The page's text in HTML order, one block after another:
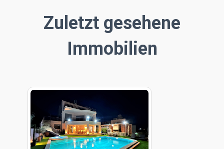
Zuletzt gesehene
Immobilien